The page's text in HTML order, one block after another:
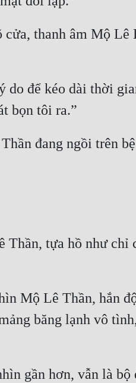
thanh âm Mộ Lê
để kéo dài thời
bọn tôi ra.”
đang ngồi trên
tựa hồ như
Mộ Lê Thần, hắn
băng lạnh vô
gần hơn, vẫn là